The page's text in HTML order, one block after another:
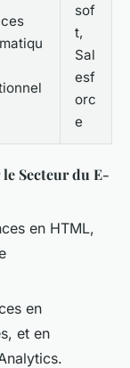
sof
t,
Sal
esf
orc
e
le Secteur du E-
en HTML,
en
et en